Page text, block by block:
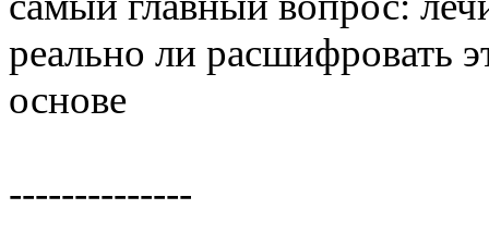
реально ли расшифровать
основе
--------------